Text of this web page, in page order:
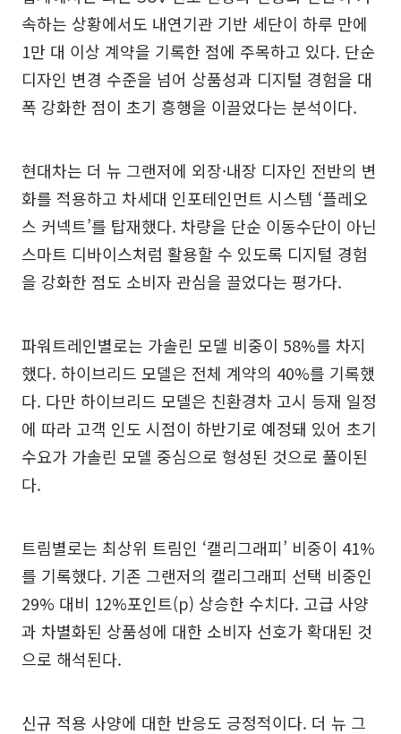
속하는 상황에서도 내연기관 기반 세단이 하루 만에
1만 대 이상 계약을 기록한 점에 주목하고 있다. 단순
디자인 변경 수준을 넘어 상품성과 디지털 경험을 대
폭 강화한 점이 초기 흥행을 이끌었다는 분석이다.
현대차는 더 뉴 그랜저에 외장·내장 디자인 전반의 변
화를 적용하고 차세대 인포테인먼트 시스템 ‘플레오
스 커넥트’를 탑재했다. 차량을 단순 이동수단이 아닌
스마트 디바이스처럼 활용할 수 있도록 디지털 경험
을 강화한 점도 소비자 관심을 끌었다는 평가다.
파워트레인별로는 가솔린 모델 비중이 58%를 차지
했다. 하이브리드 모델은 전체 계약의 40%를 기록했
다. 다만 하이브리드 모델은 친환경차 고시 등재 일정
에 따라 고객 인도 시점이 하반기로 예정돼 있어 초기
수요가 가솔린 모델 중심으로 형성된 것으로 풀이된
다.
트림별로는 최상위 트림인 ‘캘리그래피’ 비중이 41%
를 기록했다. 기존 그랜저의 캘리그래피 선택 비중인
29% 대비 12%포인트(p) 상승한 수치다. 고급 사양
과 차별화된 상품성에 대한 소비자 선호가 확대된 것
으로 해석된다.
신규 적용 사양에 대한 반응도 긍정적이다. 더 뉴 그